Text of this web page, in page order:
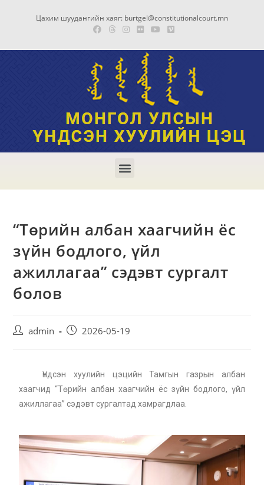
Цахим шуудангийн хаяг: burtgel@constitutionalcourt.mn
“Төрийн албан хаагчийн ёс
зүйн бодлого, үйл
ажиллагаа” сэдэвт сургалт
болов
admin 2026-05-19
Үндсэн хуулийн цэцийн Тамгын газрын албан
хаагчид “Төрийн албан хаагчийн ёс зүйн бодлого, үйл
ажиллагаа” сэдэвт сургалтад хамрагдлаа.